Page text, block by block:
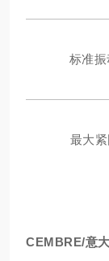
标准
最大
CEMBRE/意